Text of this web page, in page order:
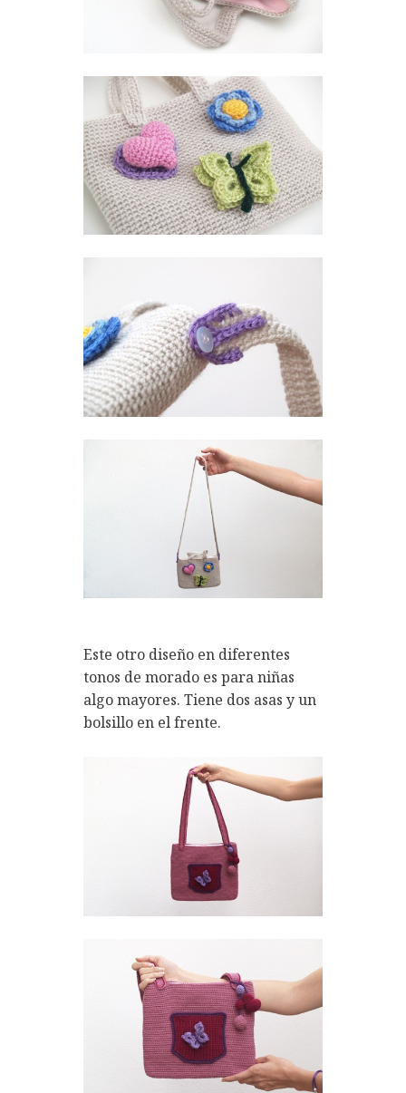
Este otro diseño en diferentes
tonos de morado es para niñas
algo mayores. Tiene dos asas y un
bolsillo en el frente.